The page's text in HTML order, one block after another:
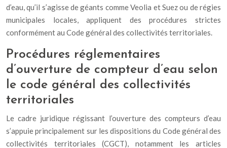
d’eau, qu’il s’agisse de géants comme Veolia et Suez ou de régies
municipales locales, appliquent des procédures strictes
conformément au Code général des collectivités territoriales.
Procédures réglementaires
d’ouverture de compteur d’eau selon
le code général des collectivités
territoriales
Le cadre juridique régissant l’ouverture des compteurs d’eau
s’appuie principalement sur les dispositions du Code général des
collectivités territoriales (CGCT), notamment les articles